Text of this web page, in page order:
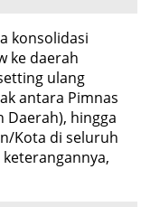
konsolidasi
ke daerah
ulang
antara Pimnas
Daerah), hingga
Kota di seluruh